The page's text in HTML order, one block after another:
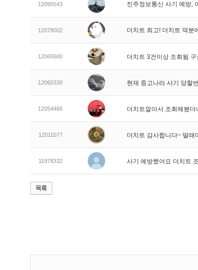
12095543 진주정보통신 사기 예방,
12078002 더치트 최고! 더치트 덕분
12065600 더치트 3건이상 조회됨
12060330 현재 중고나라 사기 당할
12054466 더치트깔아서 조회해봤
12011077 더치트 감사합니다~ 딸래
11978332 사기 예방했어요 더치트